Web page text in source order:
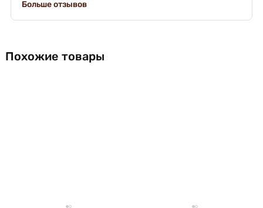
Больше отзывов
Похожие товары